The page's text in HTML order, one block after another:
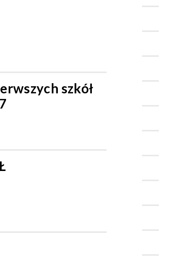
szkół